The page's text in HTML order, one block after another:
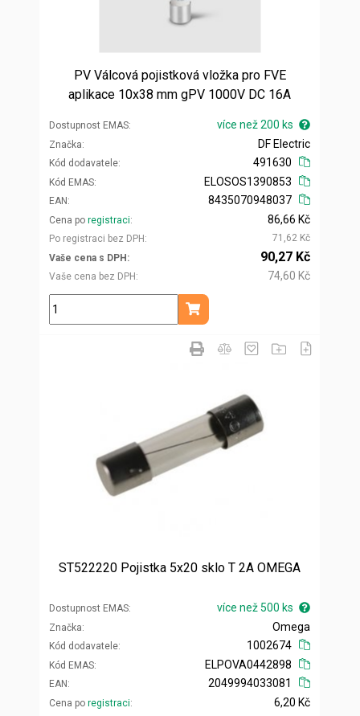
PV Válcová pojistková vložka pro FVE
aplikace 10x38 mm gPV 1000V DC 16A
Dostupnost EMAS více než 200 ks
Značka
Kód dodavatele
DF Electric
491630
Kód EMAS
EAN
ELOSOS1390853
8435070948037
Cena po registraci
Po registraci bez DPH
86,66 Kč
71,62 Kč
Vaše cena s DPH
Vaše cena bez DPH
90,27 Kč
74,60 Kč
ks
Přidat do košíku
ST522220 Pojistka 5x20 sklo T 2A OMEGA
Dostupnost EMAS více než 500 ks
Značka
Kód dodavatele
Omega
1002674
Kód EMAS
EAN
ELPOVA0442898
2049994033081
Cena po registraci
6,20 Kč